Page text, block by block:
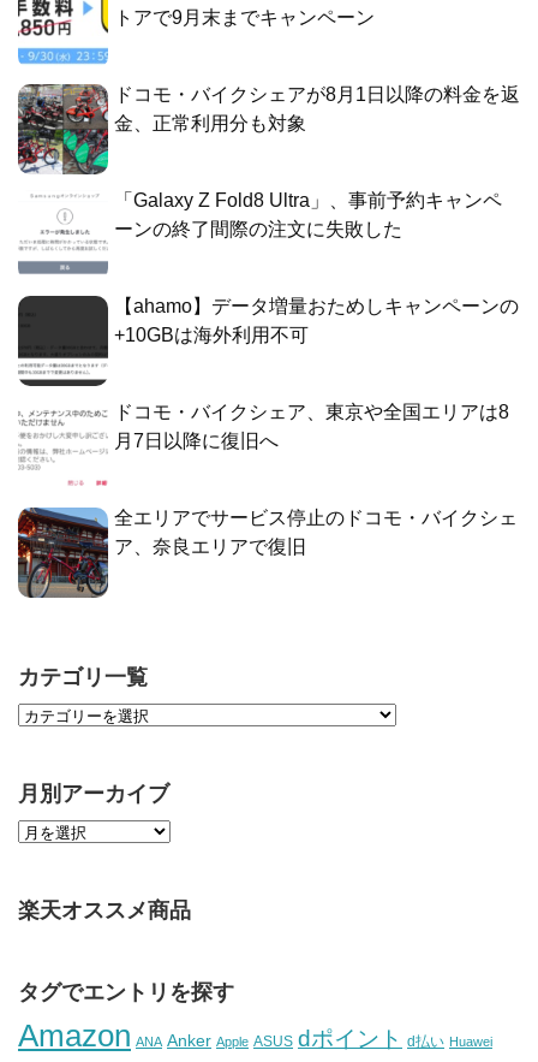
トアで9月末までキャンペーン
ドコモ・バイクシェアが8月1日以降の料金を返
金、正常利用分も対象
「Galaxy Z Fold8 Ultra」、事前予約キャンペ
ーンの終了間際の注文に失敗した
【ahamo】データ増量おためしキャンペーンの
+10GBは海外利用不可
ドコモ・バイクシェア、東京や全国エリアは8
月7日以降に復旧へ
全エリアでサービス停止のドコモ・バイクシェ
ア、奈良エリアで復旧
カテゴリ一覧
月別アーカイブ
楽天オススメ商品
タグでエントリを探す
Amazon ANA Anker Apple ASUS dポイント d払い Huawei